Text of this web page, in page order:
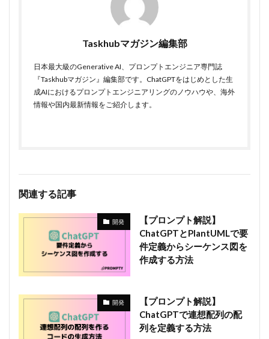
Taskhubマガジン編集部
日本最大級のGenerative AI、プロンプトエンジニア専門誌
『Taskhubマガジン』編集部です。ChatGPTをはじめとした生
成AIにおけるプロンプトエンジニアリングのノウハウや、海外
情報や国内最新情報をご紹介します。
関連する記事
開発
【プロンプト解説】
ChatGPTとPlantUMLで要
件定義からシーケンス図を
作成する方法
開発
【プロンプト解説】
ChatGPTで連想配列の配
列を定義する方法